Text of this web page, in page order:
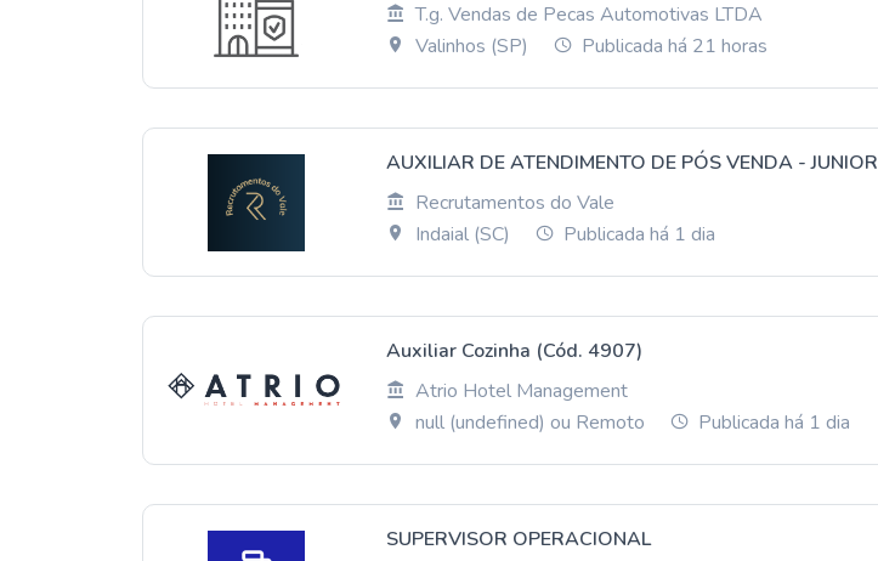
T.g. Vendas de Pecas Automotivas LTDA
Valinhos (SP)
Publicada há 21 horas
AUXILIAR DE ATENDIMENTO DE PÓS VENDA - JUNIOR
Recrutamentos do Vale
Indaial (SC)
Publicada há 1 dia
Auxiliar Cozinha (Cód. 4907)
Atrio Hotel Management
null (undefined) ou Remoto
Publicada há 1 dia
SUPERVISOR OPERACIONAL